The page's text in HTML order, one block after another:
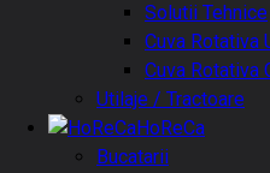
Solutii Tehnice
Cuva Rotativa
Cuva Rotativa
Utilaje / Tractoare
HoReCa
Bucatarii